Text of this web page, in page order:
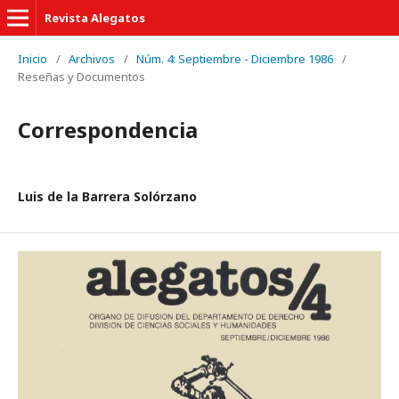
Revista Alegatos
Inicio / Archivos / Núm. 4: Septiembre - Diciembre 1986 /
Reseñas y Documentos
Correspondencia
Luis de la Barrera Solórzano